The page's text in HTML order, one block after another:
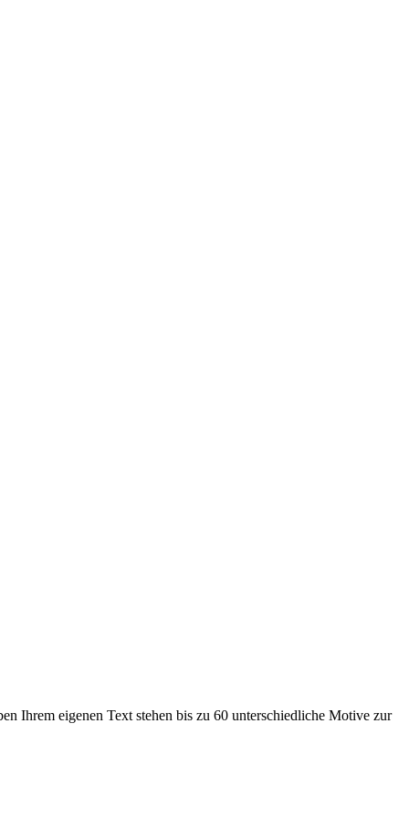
Ihrem eigenen Text stehen bis zu 60 unterschiedliche Motive zur